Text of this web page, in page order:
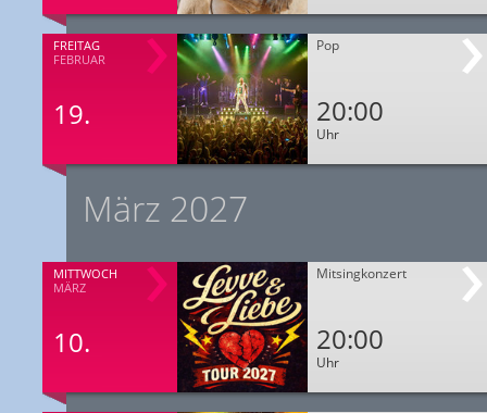
FREITAG
FEBRUAR
19.
Pop
20:00
Uhr
März 2027
MITTWOCH
MÄRZ
10.
Mitsingkonzert
20:00
Uhr